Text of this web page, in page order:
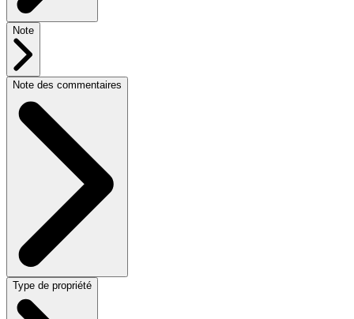
Note
Note des commentaires
Type de propriété